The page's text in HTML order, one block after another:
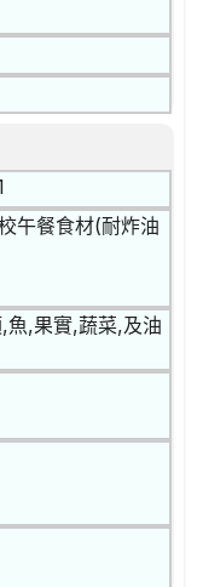
午餐食材(耐炸油
,果實,蔬菜,及油